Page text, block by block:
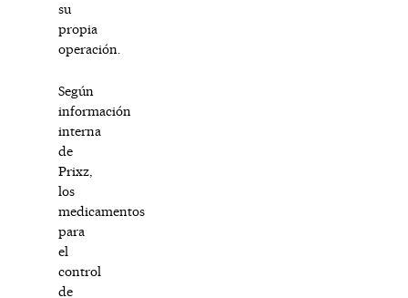
su
propia
operación.
Según
información
interna
de
Prixz,
los
medicamentos
para
el
control
de